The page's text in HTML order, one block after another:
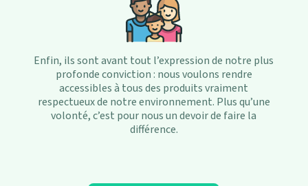
Enfin, ils sont avant tout l’expression de notre plus
profonde conviction : nous voulons rendre
accessibles à tous des produits vraiment
respectueux de notre environnement. Plus qu’une
volonté, c’est pour nous un devoir de faire la
différence.